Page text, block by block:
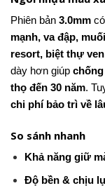
Phiên bản 3.0mm
mạnh, va đập,
resort, biệt thự
dày hơn giúp
thọ đến 30 năm.
chi phí bảo trì về
So sánh nhanh
Khả năng giữ
Độ bền & chịu